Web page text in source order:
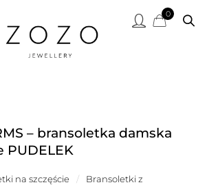
0
– bransoletka damska
PUDELEK
na szczęście /
Bransoletki z